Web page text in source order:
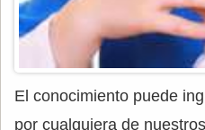
El conocimiento puede
por cualquiera de